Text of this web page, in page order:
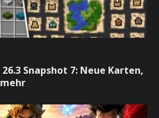
Snapshot 7: Neue Karten,